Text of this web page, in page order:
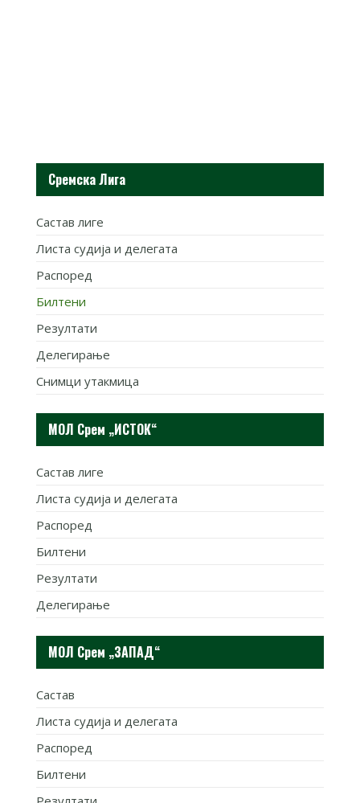
Сремска Лига
Састав лиге
Листа судија и делегата
Распоред
Билтени
Резултати
Делегирање
Снимци утакмица
МОЛ Срем „ИСТОК“
Састав лиге
Листа судија и делегата
Распоред
Билтени
Резултати
Делегирање
МОЛ Срем „ЗАПАД“
Састав
Листа судија и делегата
Распоред
Билтени